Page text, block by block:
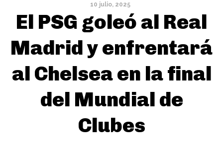
10 julio, 2025
El PSG goleó al Real
Madrid y enfrentará
al Chelsea en la final
del Mundial de
Clubes